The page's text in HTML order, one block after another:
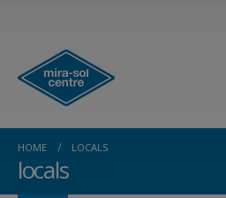
HOME LOCALS
locals